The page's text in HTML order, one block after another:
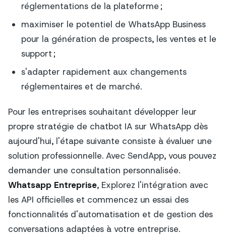
réglementations de la plateforme ;
maximiser le potentiel de WhatsApp Business
pour la génération de prospects, les ventes et le
support ;
s'adapter rapidement aux changements
réglementaires et de marché.
Pour les entreprises souhaitant développer leur
propre stratégie de chatbot IA sur WhatsApp dès
aujourd'hui, l'étape suivante consiste à évaluer une
solution professionnelle. Avec SendApp, vous pouvez
demander une consultation personnalisée.
Whatsapp Entreprise, Explorez l'intégration avec
les API officielles et commencez un essai des
fonctionnalités d'automatisation et de gestion des
conversations adaptées à votre entreprise.